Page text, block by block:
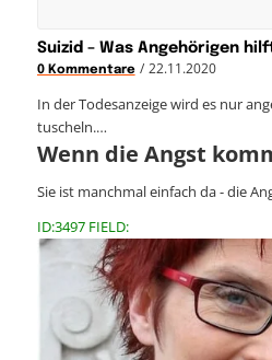
Suizid – Was Angehörigen
0 Kommentare / 22.11.2020
In der Todesanzeige wird es nur
tuscheln.…
Wenn die Angst
Sie ist manchmal einfach da - die
ID:3497 FIELD: